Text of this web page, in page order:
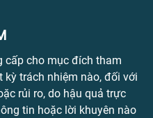
cấp cho mục đích tham
kỳ trách nhiệm nào, đối với
rủi ro, do hậu quả trực
tin hoặc lời khuyên nào